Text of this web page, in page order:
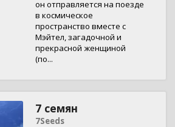
он отправляется на поезде
в космическое
пространство вместе с
Мэйтел, загадочной и
прекрасной женщиной
(по...
7 семян
7Seeds